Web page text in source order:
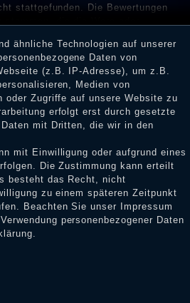
stattgefunden. Die Bewertungen
E-Mail können Händler die
über die erfolgte Verifizierung im
ähnliche Technologien auf unserer
Daten von
(z.B. IP-Adresse), um z.B.
Medien von
oder Zugriffe auf unsere Website zu
erfolgt erst durch gesetzte
mit Dritten, die wir in den
mit Einwilligung oder aufgrund eines
Die Zustimmung kann erteilt
besteht das Recht, nicht
zu einem späteren Zeitpunkt
Beachten Sie unser
Impressum
personenbezogener Daten
.